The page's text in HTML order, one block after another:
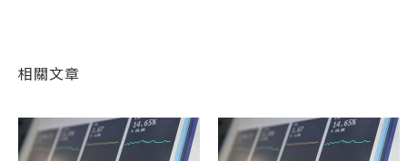
相關文章